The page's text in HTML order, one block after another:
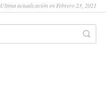
Ultima actualización en Febrero 23, 2021